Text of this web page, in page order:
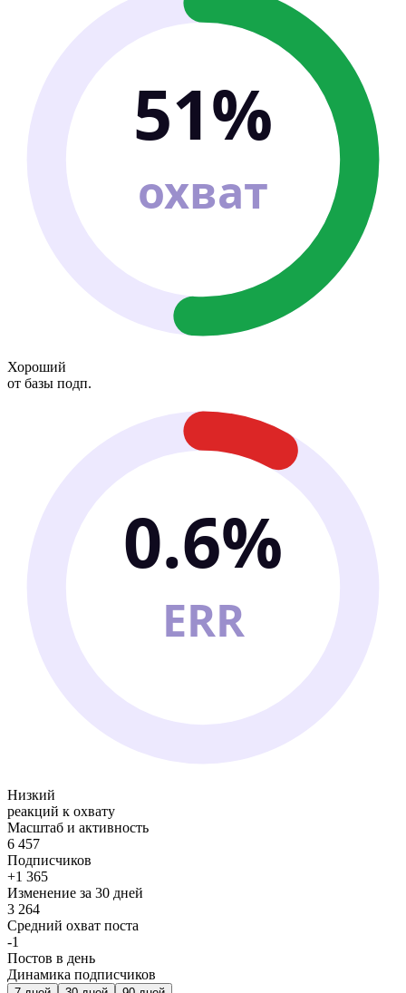
51%
охват
Хороший
от базы подп.
0.6%
ERR
Низкий
реакций к охвату
Масштаб и активность
6 457
Подписчиков
+1 365
Изменение за 30 дней
3 264
Средний охват поста
-1
Постов в день
Динамика подписчиков